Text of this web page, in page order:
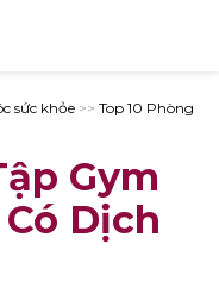
sức khỏe >> Top 10 Phòng
Gym
Dịch